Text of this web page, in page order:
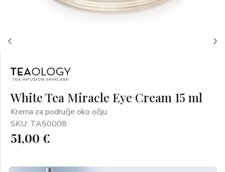
White Tea Miracle Eye Cream 15 ml
Krema za područje oko očiju
SKU: TA50008
51,00 €